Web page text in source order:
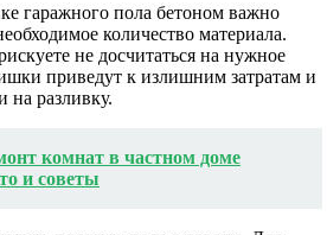
гаражного пола бетоном важно
количество материала.
не досчитаться на нужное
приведут к излишним затратам и
на разливку.
комнат в частном доме
и советы